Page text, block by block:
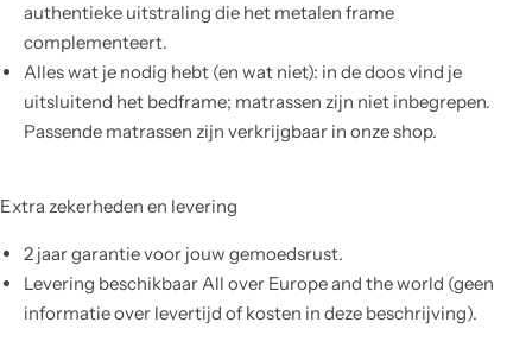
authentieke uitstraling die het metalen frame
complementeert.
Alles wat je nodig hebt (en wat niet): in de doos vind je
uitsluitend het bedframe; matrassen zijn niet inbegrepen.
Passende matrassen zijn verkrijgbaar in onze shop.
Extra zekerheden en levering
2 jaar garantie voor jouw gemoedsrust.
Levering beschikbaar All over Europe and the world (geen
informatie over levertijd of kosten in deze beschrijving).